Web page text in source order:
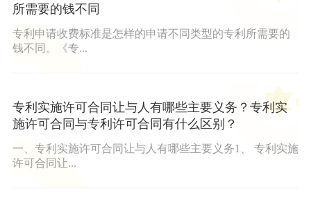
所需要的钱不同
专利申请收费标准是怎样的申请不同类型的专利所需要的
钱不同。《专...
专利实施许可合同让与人有哪些主要义务？专利实
施许可合同与专利许可合同有什么区别？
一、专利实施许可合同让与人有哪些主要义务1、 专利实施
许可合同让...